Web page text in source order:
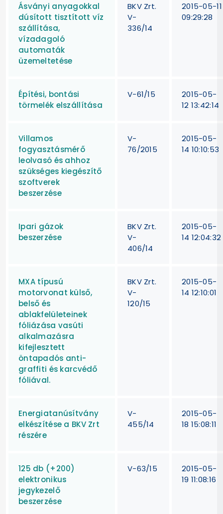
Ásványi anyagokkal
dúsított tisztított víz
szállítása,
vízadagoló
automaták
üzemeltetése
BKV Zrt.
V-
336/14
2015-05-11
09:29:28
Építési, bontási
törmelék elszállítása
V-61/15
2015-05-
12 13:42:14
Villamos
fogyasztásmérő
leolvasó és ahhoz
szükséges kiegészítő
szoftverek
beszerzése
V-
76/2015
2015-05-
14 10:10:53
Ipari gázok
beszerzése
BKV Zrt.
V-
406/14
2015-05-
14 12:04:32
MXA típusú
motorvonat külső,
belső és
ablakfelületeinek
fóliázása vasúti
alkalmazásra
kifejlesztett
öntapadós anti-
graffiti és karcvédő
fóliával.
BKV Zrt.
V-
120/15
2015-05-
14 12:10:01
Energiatanúsítvány
elkészítése a BKV Zrt
részére
V-
455/14
2015-05-
18 15:08:11
125 db (+200)
elektronikus
jegykezelő
beszerzése
V-63/15
2015-05-
19 11:08:16